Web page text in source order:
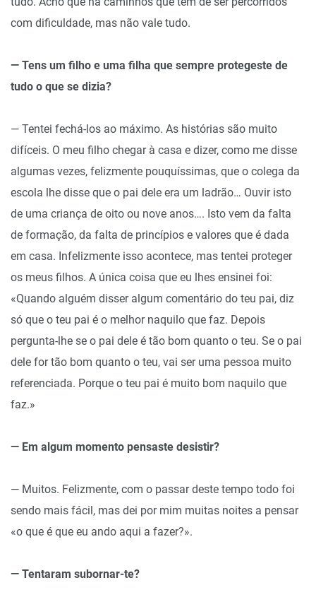
com dificuldade, mas não vale tudo.
— Tens um filho e uma filha que sempre protegeste de
tudo o que se dizia?
— Tentei fechá-los ao máximo. As histórias são muito
difíceis. O meu filho chegar à casa e dizer, como me disse
algumas vezes, felizmente pouquíssimas, que o colega da
escola lhe disse que o pai dele era um ladrão… Ouvir isto
de uma criança de oito ou nove anos…. Isto vem da falta
de formação, da falta de princípios e valores que é dada
em casa. Infelizmente isso acontece, mas tentei proteger
os meus filhos. A única coisa que eu lhes ensinei foi:
«Quando alguém disser algum comentário do teu pai, diz
só que o teu pai é o melhor naquilo que faz. Depois
pergunta-lhe se o pai dele é tão bom quanto o teu. Se o pai
dele for tão bom quanto o teu, vai ser uma pessoa muito
referenciada. Porque o teu pai é muito bom naquilo que
faz.»
— Em algum momento pensaste desistir?
— Muitos. Felizmente, com o passar deste tempo todo foi
sendo mais fácil, mas dei por mim muitas noites a pensar
«o que é que eu ando aqui a fazer?».
— Tentaram subornar-te?